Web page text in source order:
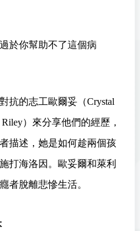
於你幫助不了這個病
抗的志工歐爾妥（Crystal
）來分享他們的經歷，
描述，她是如何趁兩個孩
打海洛因。歐妥爾和萊利
者脫離悲慘生活。